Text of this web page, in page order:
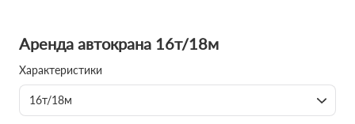
Аренда автокрана 16т/18м
Характеристики
16т/18м